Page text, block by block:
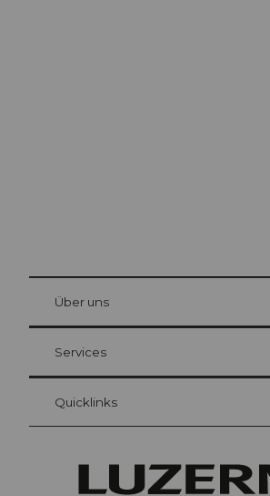
Gästekarte Luzern
Ihre Vorteile als Übernachtungsgast
at Bre
Über uns
Services
Quicklinks